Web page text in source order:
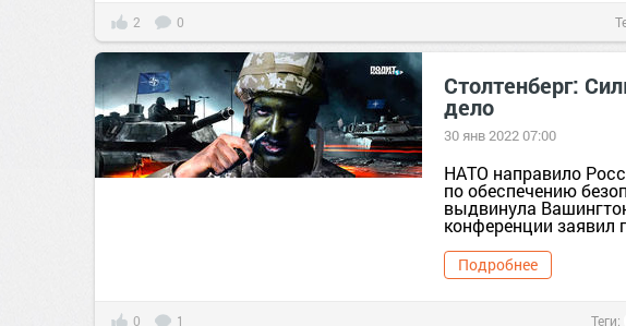
2 0
Столтенберг:
дело
30 янв 2022 07:00
НАТО направило
по обеспечению
выдвинула
конференции заявил
Подробнее
0 1 Теги: